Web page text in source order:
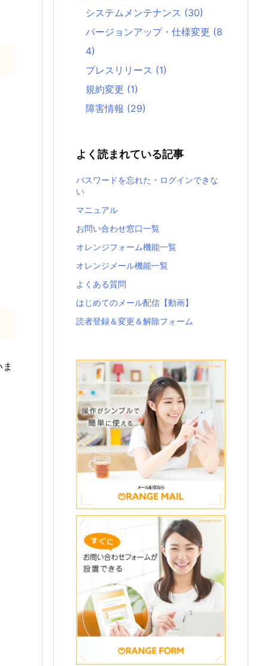
システムメンテナンス (30)
バージョンアップ・仕様変更 (8
4)
プレスリリース (1)
規約変更 (1)
障害情報 (29)
よく読まれている記事
パスワードを忘れた・ログインできな
い
マニュアル
お問い合わせ窓口一覧
オレンジフォーム機能一覧
オレンジメール機能一覧
よくある質問
はじめてのメール配信【動画】
読者登録＆変更＆解除フォーム